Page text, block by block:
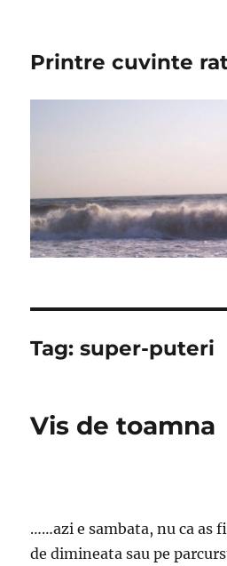
Printre cuvinte
Tag:super-puteri
Vis de toamna
……azi e sambata, nu ca as
de dimineata sau pe